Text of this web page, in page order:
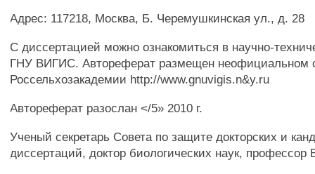
Адрес: 117218, Москва, Б. Черемушкинская ул., д. 28
С диссертацией можно ознакомиться в научно-
ГНУ ВИГИС. Автореферат размещен
Россельхозакадемии http://www.gnuvigis.n&y.ru
Автореферат разослан </5» 2010 г.
Ученый секретарь Совета по защите докторских и
диссертаций, доктор биологических наук, профессор